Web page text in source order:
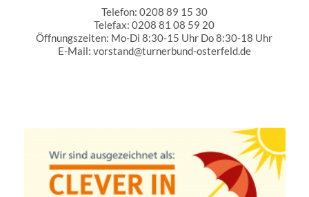
Telefon: 0208 89 15 30
Telefax: 0208 81 08 59 20
Öffnungszeiten: Mo-Di 8:30-15 Uhr Do 8:30-18 Uhr
E-Mail: vorstand@turnerbund-osterfeld.de